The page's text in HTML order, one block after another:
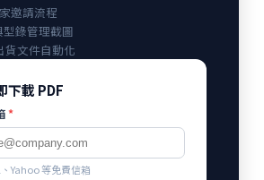
邀請流程
錄管理截圖
文件自動化
下載 PDF
*
Yahoo 等免費信箱